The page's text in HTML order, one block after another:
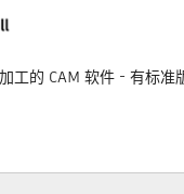
工的 CAM 软件 - 有标准